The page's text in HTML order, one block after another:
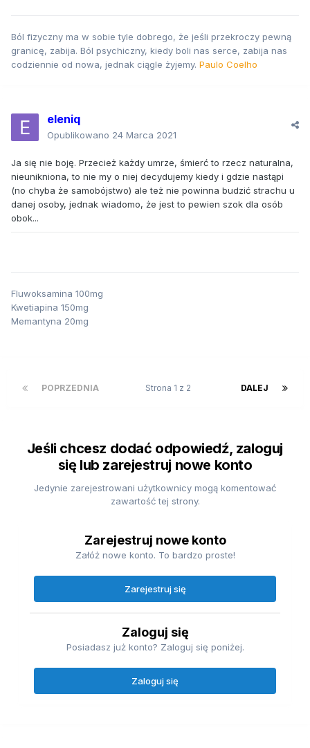
Ból fizyczny ma w sobie tyle dobrego, że jeśli przekroczy pewną
granicę, zabija. Ból psychiczny, kiedy boli nas serce, zabija nas
codziennie od nowa, jednak ciągle żyjemy. Paulo Coelho
eleniq
Opublikowano 24 Marca 2021
Ja się nie boję. Przecież każdy umrze, śmierć to rzecz naturalna,
nieunikniona, to nie my o niej decydujemy kiedy i gdzie nastąpi
(no chyba że samobójstwo) ale też nie powinna budzić strachu u
danej osoby, jednak wiadomo, że jest to pewien szok dla osób
obok...
Fluwoksamina 100mg
Kwetiapina 150mg
Memantyna 20mg
POPRZEDNIA DALEJ
Strona 1 z 2
Jeśli chcesz dodać odpowiedź, zaloguj
się lub zarejestruj nowe konto
Jedynie zarejestrowani użytkownicy mogą komentować
zawartość tej strony.
Zarejestruj nowe konto
Załóż nowe konto. To bardzo proste!
Zarejestruj się
Zaloguj się
Posiadasz już konto? Zaloguj się poniżej.
Zaloguj się